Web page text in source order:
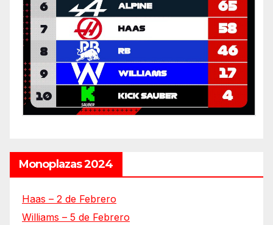
Monoplazas 2024
Haas – 2 de Febrero
Williams – 5 de Febrero